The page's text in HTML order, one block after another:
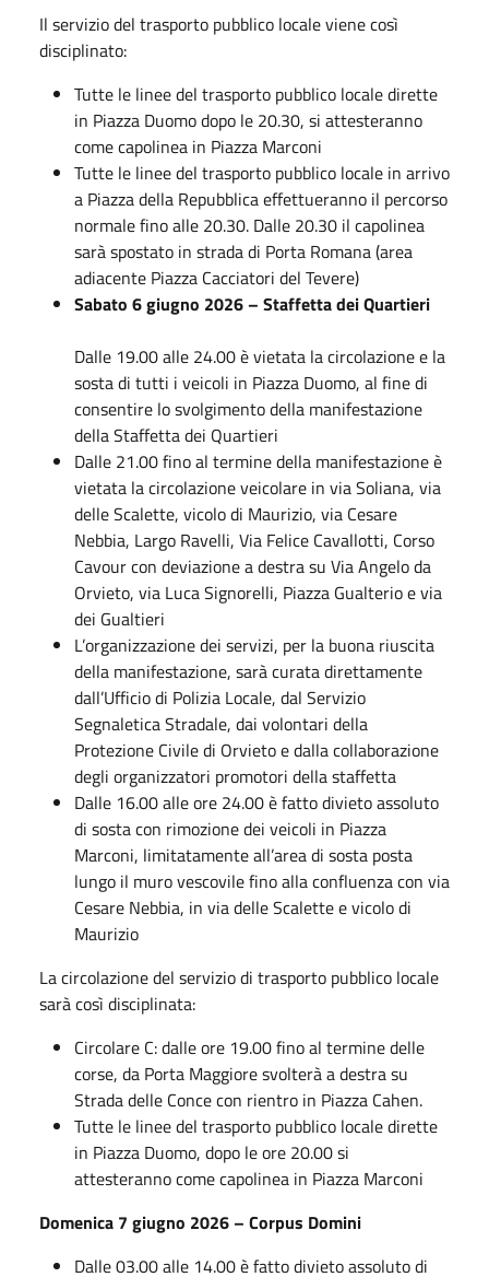
Il servizio del trasporto pubblico locale viene così
disciplinato:
Tutte le linee del trasporto pubblico locale dirette
in Piazza Duomo dopo le 20.30, si attesteranno
come capolinea in Piazza Marconi
Tutte le linee del trasporto pubblico locale in arrivo
a Piazza della Repubblica effettueranno il percorso
normale fino alle 20.30. Dalle 20.30 il capolinea
sarà spostato in strada di Porta Romana (area
adiacente Piazza Cacciatori del Tevere)
Sabato 6 giugno 2026 – Staffetta dei Quartieri
Dalle 19.00 alle 24.00 è vietata la circolazione e la
sosta di tutti i veicoli in Piazza Duomo, al fine di
consentire lo svolgimento della manifestazione
della Staffetta dei Quartieri
Dalle 21.00 fino al termine della manifestazione è
vietata la circolazione veicolare in via Soliana, via
delle Scalette, vicolo di Maurizio, via Cesare
Nebbia, Largo Ravelli, Via Felice Cavallotti, Corso
Cavour con deviazione a destra su Via Angelo da
Orvieto, via Luca Signorelli, Piazza Gualterio e via
dei Gualtieri
L’organizzazione dei servizi, per la buona riuscita
della manifestazione, sarà curata direttamente
dall’Ufficio di Polizia Locale, dal Servizio
Segnaletica Stradale, dai volontari della
Protezione Civile di Orvieto e dalla collaborazione
degli organizzatori promotori della staffetta
Dalle 16.00 alle ore 24.00 è fatto divieto assoluto
di sosta con rimozione dei veicoli in Piazza
Marconi, limitatamente all’area di sosta posta
lungo il muro vescovile fino alla confluenza con via
Cesare Nebbia, in via delle Scalette e vicolo di
Maurizio
La circolazione del servizio di trasporto pubblico locale
sarà così disciplinata:
Circolare C: dalle ore 19.00 fino al termine delle
corse, da Porta Maggiore svolterà a destra su
Strada delle Conce con rientro in Piazza Cahen.
Tutte le linee del trasporto pubblico locale dirette
in Piazza Duomo, dopo le ore 20.00 si
attesteranno come capolinea in Piazza Marconi
Domenica 7 giugno 2026 – Corpus Domini
Dalle 03.00 alle 14.00 è fatto divieto assoluto di